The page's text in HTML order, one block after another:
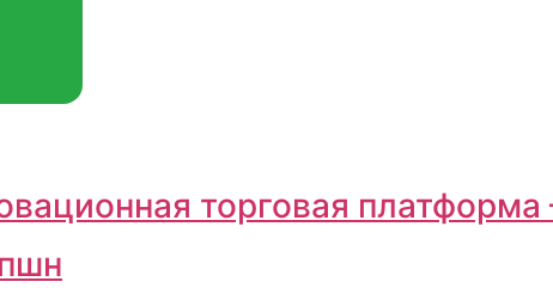
торговая